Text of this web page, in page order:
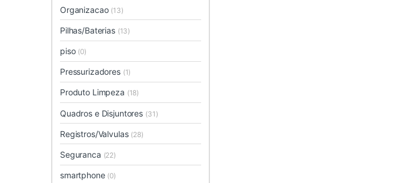
Organizacao (13)
Pilhas/Baterias (13)
piso (0)
Pressurizadores (1)
Produto Limpeza (18)
Quadros e Disjuntores (31)
Registros/Valvulas (28)
Seguranca (22)
smartphone (0)